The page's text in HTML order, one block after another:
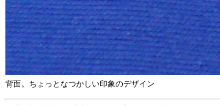
背面。ちょっとなつかしい印象のデザイン